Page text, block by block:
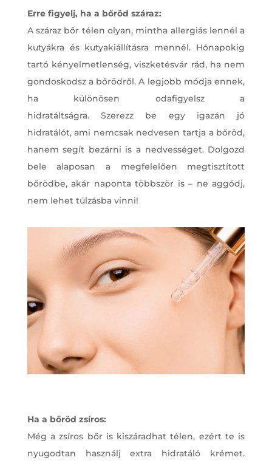
Erre figyelj, ha a bőröd száraz:
A száraz bőr télen olyan, mintha allergiás lennél a
kutyákra és kutyakiállításra mennél. Hónapokig
tartó kényelmetlenség, viszketésvár rád, ha nem
gondoskodsz a bőrödről. A legjobb módja ennek,
ha különösen odafigyelsz a
hidratáltságra. Szerezz be egy igazán jó
hidratálót, ami nemcsak nedvesen tartja a bőröd,
hanem segít bezárni is a nedvességet. Dolgozd
bele alaposan a megfelelően megtisztított
bőrödbe, akár naponta többször is – ne aggódj,
nem lehet túlzásba vinni!
Ha a bőröd zsíros:
Még a zsíros bőr is kiszáradhat télen, ezért te is
nyugodtan használj extra hidratáló krémet.